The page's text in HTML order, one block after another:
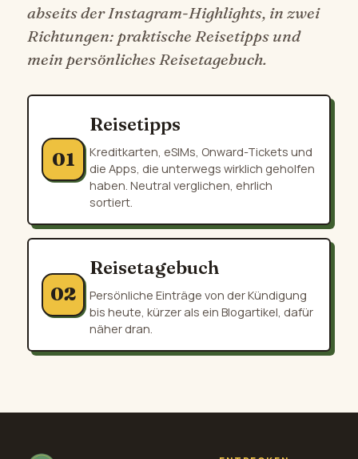
abseits der Instagram-Highlights, in zwei
Richtungen: praktische Reisetipps und
mein persönliches Reisetagebuch.
01
Reisetipps
Kreditkarten, eSIMs, Onward-Tickets und
die Apps, die unterwegs wirklich geholfen
haben. Neutral verglichen, ehrlich
sortiert.
02
Reisetagebuch
Persönliche Einträge von der Kündigung
bis heute, kürzer als ein Blogartikel, dafür
näher dran.